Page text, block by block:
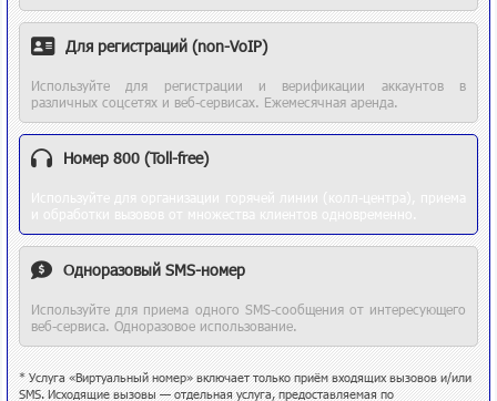
Для регистраций (non-VoIP)
Используйте для регистрации и верификации аккаунтов в
различных соцсетях и веб-сервисах. Ежемесячная аренда.
Номер 800 (Toll-free)
Одноразовый SMS-номер
Используйте для приема одного SMS-сообщения от интересующего
веб-сервиса. Одноразовое использование.
* Услуга «Виртуальный номер» включает только приём входящих вызовов и/или
SMS. Исходящие вызовы — отдельная услуга, предоставляемая по